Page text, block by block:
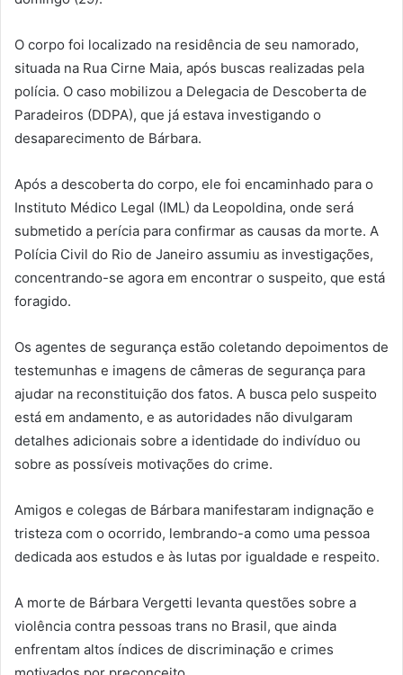
O corpo foi localizado na residência de seu namorado,
situada na Rua Cirne Maia, após buscas realizadas pela
polícia. O caso mobilizou a Delegacia de Descoberta de
Paradeiros (DDPA), que já estava investigando o
desaparecimento de Bárbara.
Após a descoberta do corpo, ele foi encaminhado para o
Instituto Médico Legal (IML) da Leopoldina, onde será
submetido a perícia para confirmar as causas da morte. A
Polícia Civil do Rio de Janeiro assumiu as investigações,
concentrando-se agora em encontrar o suspeito, que está
foragido.
Os agentes de segurança estão coletando depoimentos de
testemunhas e imagens de câmeras de segurança para
ajudar na reconstituição dos fatos. A busca pelo suspeito
está em andamento, e as autoridades não divulgaram
detalhes adicionais sobre a identidade do indivíduo ou
sobre as possíveis motivações do crime.
Amigos e colegas de Bárbara manifestaram indignação e
tristeza com o ocorrido, lembrando-a como uma pessoa
dedicada aos estudos e às lutas por igualdade e respeito.
A morte de Bárbara Vergetti levanta questões sobre a
violência contra pessoas trans no Brasil, que ainda
enfrentam altos índices de discriminação e crimes